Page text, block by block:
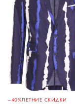
–40%ЛЕТНИЕ СКИДКИ